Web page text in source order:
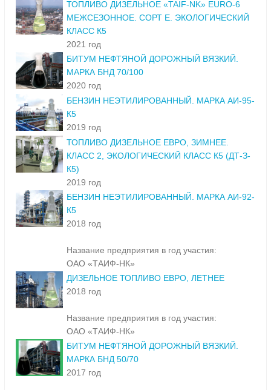
ТОПЛИВО ДИЗЕЛЬНОЕ «TAIF-NK» ЕURO-6
МЕЖСЕЗОННОЕ. СОРТ Е. ЭКОЛОГИЧЕСКИЙ
КЛАСС К5
2021 год
БИТУМ НЕФТЯНОЙ ДОРОЖНЫЙ ВЯЗКИЙ.
МАРКА БНД 70/100
2020 год
БЕНЗИН НЕЭТИЛИРОВАННЫЙ. МАРКА АИ-95-
К5
2019 год
ТОПЛИВО ДИЗЕЛЬНОЕ ЕВРО, ЗИМНЕЕ.
КЛАСС 2, ЭКОЛОГИЧЕСКИЙ КЛАСС К5 (ДТ-З-
К5)
2019 год
БЕНЗИН НЕЭТИЛИРОВАННЫЙ. МАРКА АИ-92-
К5
2018 год
Название предприятия в год участия:
ОАО «ТАИФ-НК»
ДИЗЕЛЬНОЕ ТОПЛИВО ЕВРО, ЛЕТНЕЕ
2018 год
Название предприятия в год участия:
ОАО «ТАИФ-НК»
БИТУМ НЕФТЯНОЙ ДОРОЖНЫЙ ВЯЗКИЙ.
МАРКА БНД 50/70
2017 год